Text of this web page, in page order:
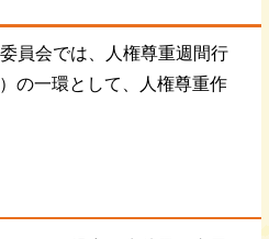
員会では、人権尊重週間行
の一環として、人権尊重作